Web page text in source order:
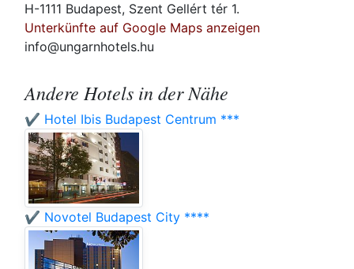
H-1111 Budapest, Szent Gellért tér 1.
Unterkünfte auf Google Maps anzeigen
info@ungarnhotels.hu
Andere Hotels in der Nähe
✔️ Hotel Ibis Budapest Centrum ***
✔️ Novotel Budapest City ****